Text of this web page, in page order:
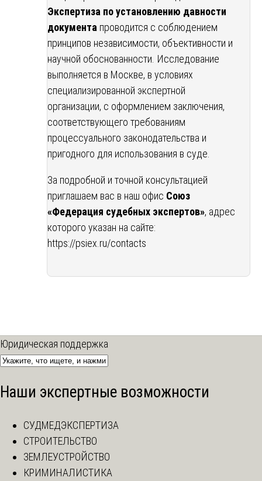
Экспертиза по установлению давности
документа проводится с соблюдением
принципов независимости, объективности и
научной обоснованности. Исследование
выполняется в Москве, в условиях
специализированной экспертной
организации, с оформлением заключения,
соответствующего требованиям
процессуального законодательства и
пригодного для использования в суде.
За подробной и точной консультацией
приглашаем вас в наш офис Союз
«Федерация судебных экспертов», адрес
которого указан на сайте:
https://psiex.ru/contacts
Юридическая поддержка
Наши экспертные возможности
СУДМЕДЭКСПЕРТИЗА
СТРОИТЕЛЬСТВО
ЗЕМЛЕУСТРОЙСТВО
КРИМИНАЛИСТИКА